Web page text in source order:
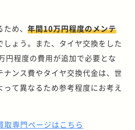
ため、年間10万円程度のメンテ
しょう。また、タイヤ交換をした
円程度の費用が追加で必要とな
ナンス費やタイヤ交換代金は、世
て異なるため参考程度にお考え
取専門ページはこちら